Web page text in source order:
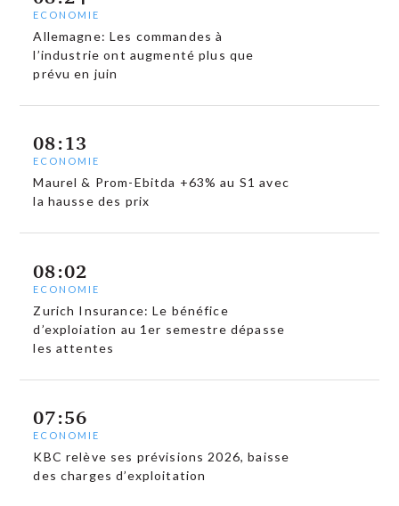
ECONOMIE
Allemagne: Les commandes à
l’industrie ont augmenté plus que
prévu en juin
08:13
ECONOMIE
Maurel & Prom-Ebitda +63% au S1 avec
la hausse des prix
08:02
ECONOMIE
Zurich Insurance: Le bénéfice
d’exploiation au 1er semestre dépasse
les attentes
07:56
ECONOMIE
KBC relève ses prévisions 2026, baisse
des charges d’exploitation